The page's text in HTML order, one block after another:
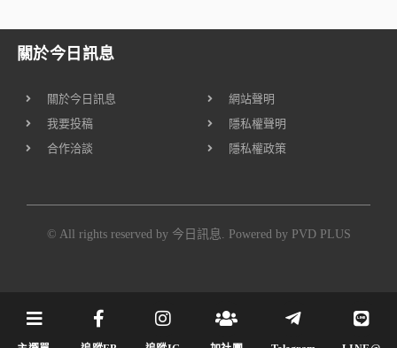
關於今日訊息
關於今日訊息
我要投稿
合作洽談
網站聲明
隱私權聲明
隱私權政策
© All rights reserved by 今日訊息. Powered by PVD PLUS